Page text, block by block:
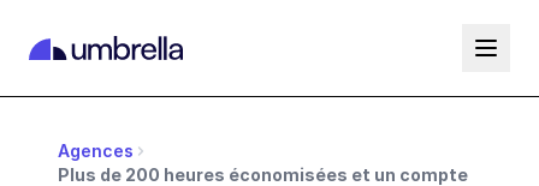
Agences
Plus de 200 heures économisées et un compte